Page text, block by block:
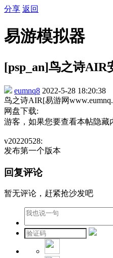
分享 返回
易游模拟器
[psp_an]鸟之诗AIR
eumnq8 2022-5-28 18:20:38
鸟之诗AIR[易游网
网盘下载:
游客，如果您要查看本帖隐藏
v20220528:
发布第一个版本
回复评论
暂无评论，赶紧抢沙发吧